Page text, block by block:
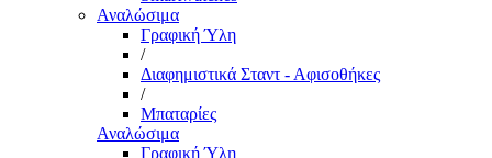
Αναλώσιμα
Γραφική Ύλη
/
Διαφημιστικά Σταντ - Αφισοθήκες
/
Μπαταρίες
Αναλώσιμα
Γραφική Ύλη